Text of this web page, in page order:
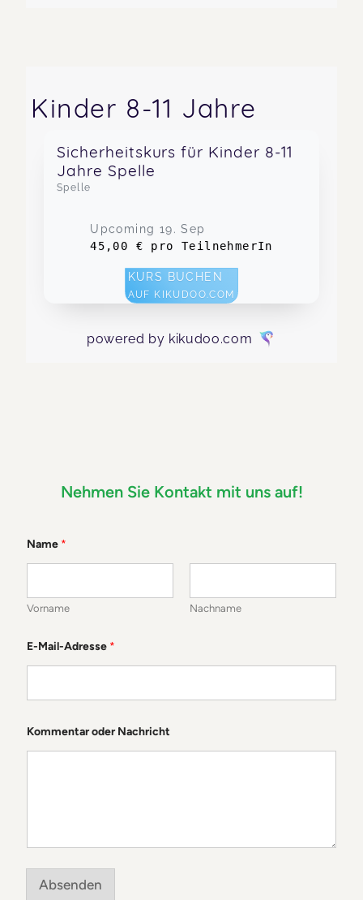
Nehmen Sie Kontakt mit uns auf!
Name *
Vorname Nachname
d
o
m
E-Mail-Adresse *
Kommentar oder Nachricht
Absenden